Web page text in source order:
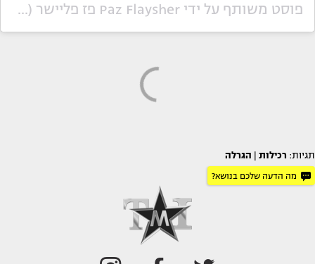
פוסט משותף על ידי ‏‎Paz Flaysher פז פליישר‎‏ (@‏‎paz_flaysher‎‏)
תגיות: רכילות הגרלה
מה הדעה שלכם בנושא?